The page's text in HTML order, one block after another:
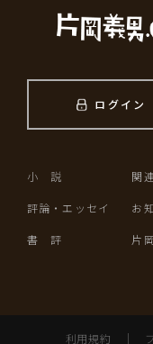
ログイン
小 説
評論・エッセイ
書 評
関
お
片
利用規約 ｜